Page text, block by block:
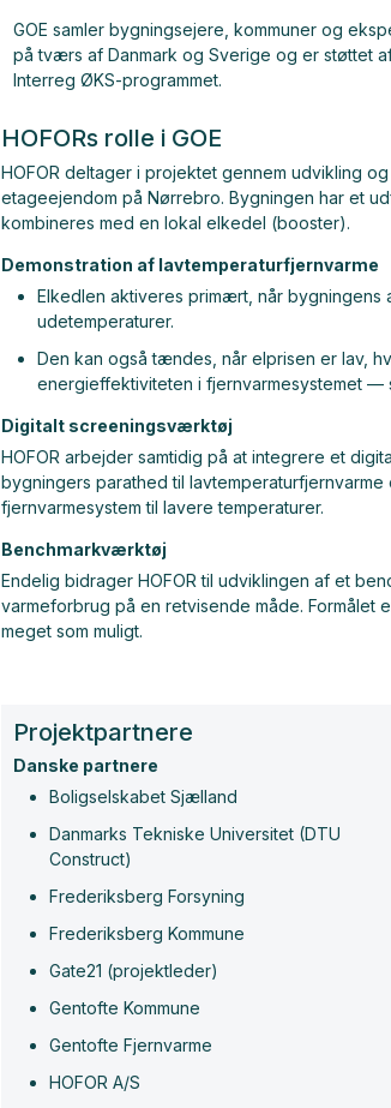
GOE samler bygningsejere, kommuner og
på tværs af Danmark og Sverige og er støttet
Interreg ØKS-programmet.
HOFORs rolle i GOE
HOFOR deltager i projektet gennem udvikling
etageejendom på Nørrebro. Bygningen har et
kombineres med en lokal elkedel (booster).
Demonstration af lavtemperaturfjernvarme
Elkedlen aktiveres primært, når
udetemperaturer.
Den kan også tændes, når elprisen er lav,
energieffektiviteten i fjernvarmesystemet —
Digitalt screeningsværktøj
HOFOR arbejder samtidig på at integrere et
bygningers parathed til
fjernvarmesystem til lavere temperaturer.
Benchmarkværktøj
Endelig bidrager HOFOR til udviklingen af et
varmeforbrug på en retvisende måde.
meget som muligt.
Projektpartnere
Danske partnere
Boligselskabet Sjælland
Danmarks Tekniske Universitet (DTU
Construct)
Frederiksberg Forsyning
Frederiksberg Kommune
Gate21 (projektleder)
Gentofte Kommune
Gentofte Fjernvarme
HOFOR A/S